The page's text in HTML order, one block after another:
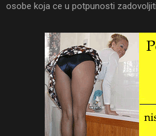
osobe koja ce u potpunosti